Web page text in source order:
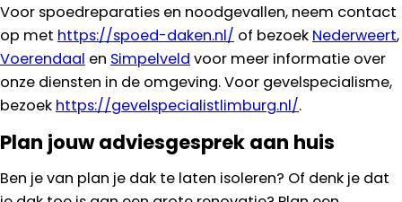
Voor spoedreparaties en noodgevallen, neem contact
op met https://spoed-daken.nl/ of bezoek Nederweert,
Voerendaal en Simpelveld voor meer informatie over
onze diensten in de omgeving. Voor gevelspecialisme,
bezoek https://gevelspecialistlimburg.nl/.
Plan jouw adviesgesprek aan huis
Ben je van plan je dak te laten isoleren? Of denk je dat